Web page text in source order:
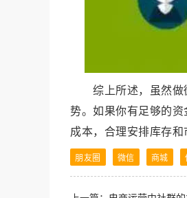
综上所述，虽然
势。如果你有足够的
成本，合理安排库存
朋友圈 微信 商城